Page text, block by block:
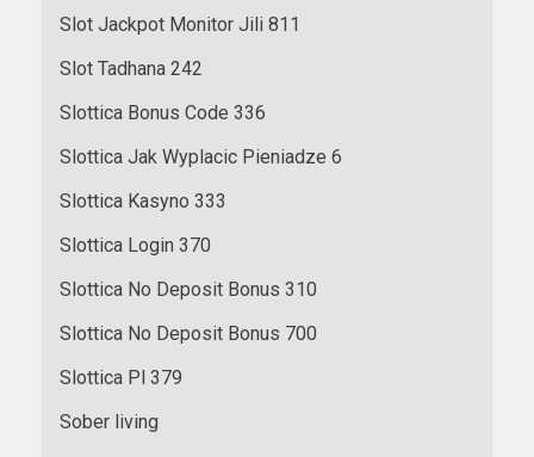
Slot Jackpot Monitor Jili 811
Slot Tadhana 242
Slottica Bonus Code 336
Slottica Jak Wyplacic Pieniadze 6
Slottica Kasyno 333
Slottica Login 370
Slottica No Deposit Bonus 310
Slottica No Deposit Bonus 700
Slottica Pl 379
Sober living